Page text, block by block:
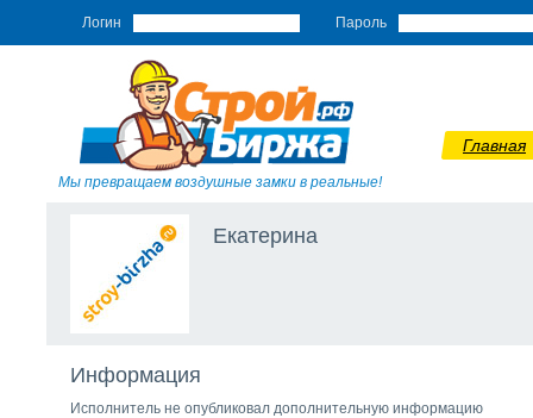
Логин Пароль
Мы превращаем воздушные замки в реальные!
Главная
Екатерина
Информация
Исполнитель не опубликовал дополнительную информацию